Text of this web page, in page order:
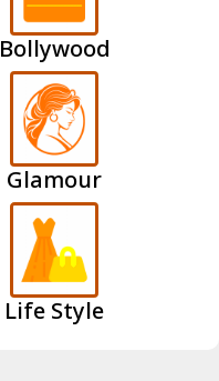
Bollywood
Glamour
Life Style